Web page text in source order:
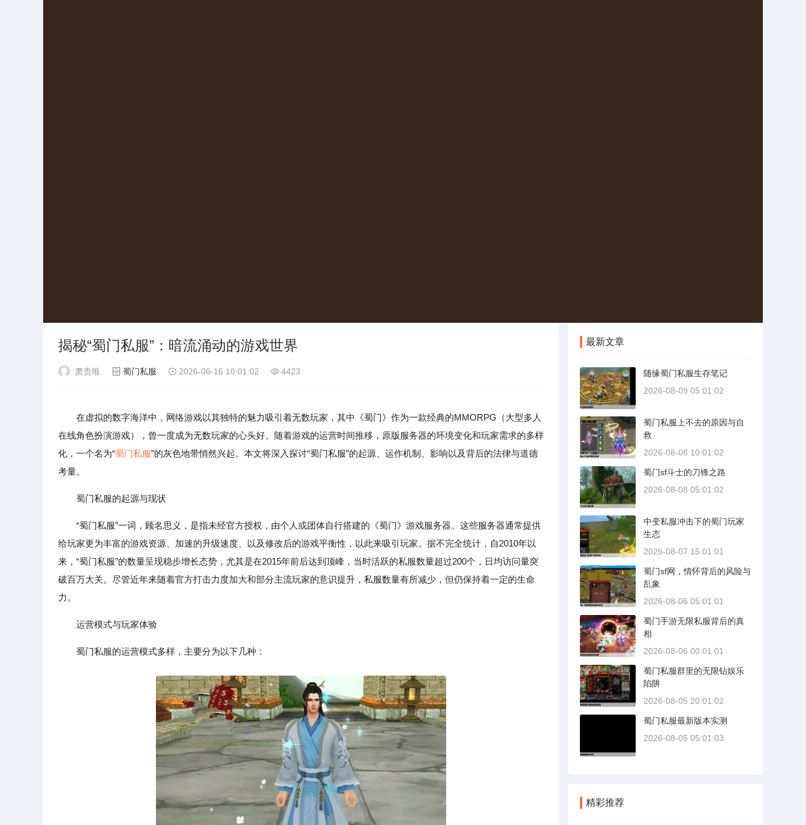
揭秘“蜀门私服”：暗流涌动的游戏世界
萧贵唯 蜀门私服 2026-06-16 10:01:02 4423
在虚拟的数字海洋中，网络游戏以其独特的魅力吸引着无数玩家，其中《蜀门》作为一款经典的MMORPG（大型多人
在线角色扮演游戏），曾一度成为无数玩家的心头好。随着游戏的运营时间推移，原版服务器的环境变化和玩家需求的多样
化，一个名为“蜀门私服”的灰色地带悄然兴起。本文将深入探讨“蜀门私服”的起源、运作机制、影响以及背后的法律与道德
考量。
蜀门私服的起源与现状
“蜀门私服”一词，顾名思义，是指未经官方授权，由个人或团体自行搭建的《蜀门》游戏服务器。这些服务器通常提供
给玩家更为丰富的游戏资源、加速的升级速度、以及修改后的游戏平衡性，以此来吸引玩家。据不完全统计，自2010年以
来，“蜀门私服”的数量呈现稳步增长态势，尤其是在2015年前后达到顶峰，当时活跃的私服数量超过200个，日均访问量突
破百万大关。尽管近年来随着官方打击力度加大和部分主流玩家的意识提升，私服数量有所减少，但仍保持着一定的生命
力。
运营模式与玩家体验
蜀门私服的运营模式多样，主要分为以下几种：
最新文章
随缘蜀门私服生存笔记
2026-08-09 05:01:02
蜀门私服上不去的原因与自
救
2026-08-08 10:01:02
蜀门sf斗士的刀锋之路
2026-08-08 05:01:02
中变私服冲击下的蜀门玩家
生态
2026-08-07 15:01:01
蜀门sf网，情怀背后的风险与
乱象
2026-08-06 05:01:01
蜀门手游无限私服背后的真
相
2026-08-06 00:01:01
蜀门私服群里的无限钻娱乐
陷阱
2026-08-05 20:01:02
蜀门私服最新版本实测
2026-08-05 05:01:03
精彩推荐